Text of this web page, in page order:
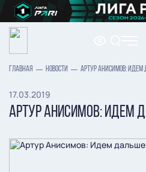
ГЛАВНАЯ НОВОСТИ АРТУР АНИСИМОВ: ИДЕМ
17.03.2019
АРТУР АНИСИМОВ: ИДЕМ